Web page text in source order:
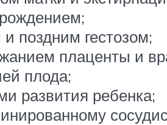
поздним гестозом;
плаценты и
плода;
развития ребенка;